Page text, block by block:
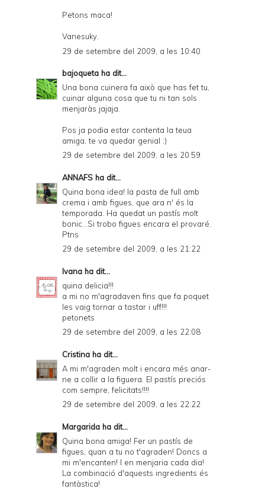
Petons maca!
Vanesuky.
29 de setembre del 2009, a les 10:40
bajoqueta ha dit...
Una bona cuinera fa això que has fet tu,
cuinar alguna cosa que tu ni tan sols
menjaràs jajaja.
Pos ja podia estar contenta la teua
amiga, te va quedar genial :)
29 de setembre del 2009, a les 20:59
ANNAFS ha dit...
Quina bona idea! la pasta de full amb
crema i amb figues, que ara n' és la
temporada. Ha quedat un pastís molt
bonic...Si trobo figues encara el provaré.
Ptns
29 de setembre del 2009, a les 21:22
Ivana ha dit...
quina delicia!!!
a mi no m'agradaven fins que fa poquet
les vaig tornar a tastar i uff!!!
petonets
29 de setembre del 2009, a les 22:08
Cristina ha dit...
A mi m'agraden molt i encara més anar-
ne a collir a la figuera. El pastís preciós
com sempre, felicitats!!!!
29 de setembre del 2009, a les 22:22
Margarida ha dit...
Quina bona amiga! Fer un pastís de
figues, quan a tu no t'agraden! Doncs a
mi m'encanten! I en menjaria cada dia!
La combinació d'aquests ingredients és
fantàstica!